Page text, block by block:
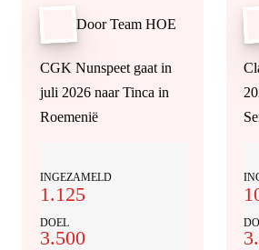
Door Team HOE
CGK Nunspeet gaat in
juli 2026 naar Tinca in
Roemenië
INGEZAMELD
1.125
DOEL
3.500